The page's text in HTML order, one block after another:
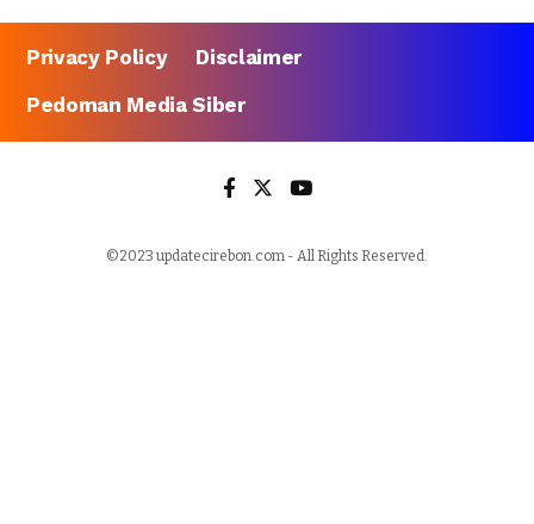
Privacy Policy
Disclaimer
Pedoman Media Siber
©2023 updatecirebon.com - All Rights Reserved.